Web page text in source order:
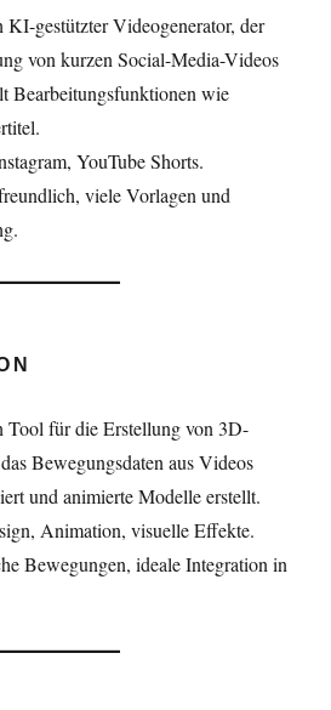
KI-gestützter Videogenerator, der
von kurzen Social-Media-Videos
Bearbeitungsfunktionen wie
YouTube Shorts.
viele Vorlagen und
Tool für die Erstellung von 3D-
Bewegungsdaten aus Videos
und animierte Modelle erstellt.
Animation, visuelle Effekte.
Bewegungen, ideale Integration in